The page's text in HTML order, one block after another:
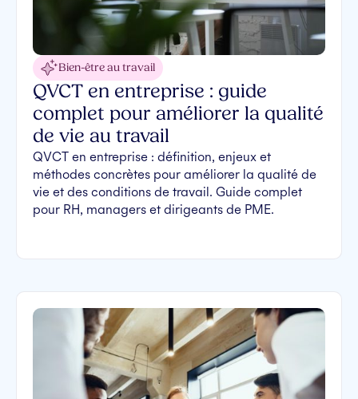
Bien-être au travail
QVCT en entreprise : guide
complet pour améliorer la qualité
de vie au travail
QVCT en entreprise : définition, enjeux et
méthodes concrètes pour améliorer la qualité de
vie et des conditions de travail. Guide complet
pour RH, managers et dirigeants de PME.